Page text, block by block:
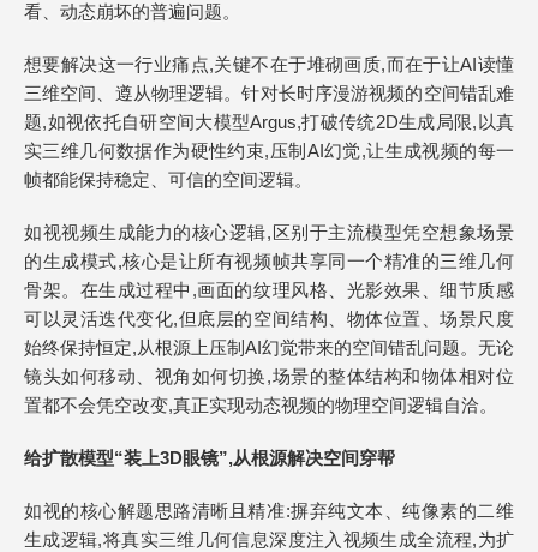
看、动态崩坏的普遍问题。
想要解决这一行业痛点,关键不在于堆砌画质,而在于让AI读懂
三维空间、遵从物理逻辑。针对长时序漫游视频的空间错乱难
题,如视依托自研空间大模型Argus,打破传统2D生成局限,以真
实三维几何数据作为硬性约束,压制AI幻觉,让生成视频的每一
帧都能保持稳定、可信的空间逻辑。
如视视频生成能力的核心逻辑,区别于主流模型凭空想象场景
的生成模式,核心是让所有视频帧共享同一个精准的三维几何
骨架。在生成过程中,画面的纹理风格、光影效果、细节质感
可以灵活迭代变化,但底层的空间结构、物体位置、场景尺度
始终保持恒定,从根源上压制AI幻觉带来的空间错乱问题。无论
镜头如何移动、视角如何切换,场景的整体结构和物体相对位
置都不会凭空改变,真正实现动态视频的物理空间逻辑自洽。
给扩散模型“装上3D眼镜”,从根源解决空间穿帮
如视的核心解题思路清晰且精准:摒弃纯文本、纯像素的二维
生成逻辑,将真实三维几何信息深度注入视频生成全流程,为扩